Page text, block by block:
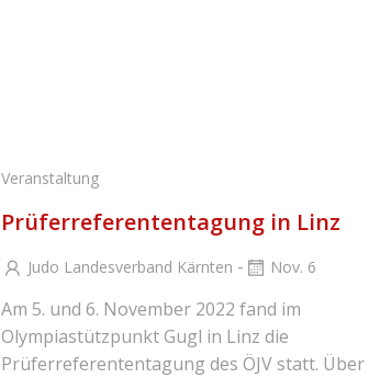
Veranstaltung
Prüferreferententagung in Linz
Judo Landesverband Kärnten - Nov. 6
Am 5. und 6. November 2022 fand im
Olympiastützpunkt Gugl in Linz die
Prüferreferententagung des ÖJV statt. Über